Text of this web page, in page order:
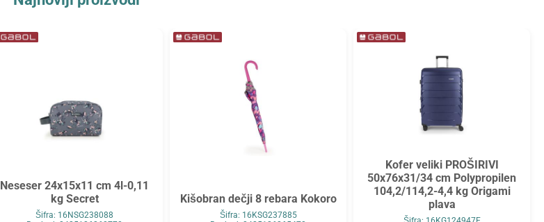
Neseser 24x15x11 cm 4l-0,11
kg Secret
Šifra: 16NSG238088
Kišobran dečji 8 rebara Kokoro
Šifra: 16KSG237885
Kofer veliki PROŠIRIVI
50x76x31/34 cm Polypropilen
104,2/114,2-4,4 kg Origami
plava